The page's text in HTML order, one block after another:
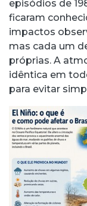
episódios de
ficaram
impactos
mas cada um
próprias. A
idêntica em
para evitar